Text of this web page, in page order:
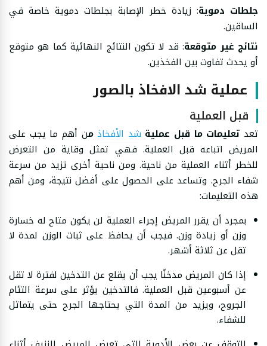
جلطات دموية: زيادة خطر الإصابة بجلطات دموية خاصة في
الساقين.
نتائج غير متوقعة: قد لا تكون النتائج النهائية كما هو متوقع
أو يحدث تفاوت بين الفخذين.
عملية شد الافخاذ بالصور
قبل العملية
تعد تعليمات ما قبل عملية شد الأفخاذ من أهم ما يجب على
المريض اتباعه قبل العملية. فهي تمثل وقاية من التعرض
للخطر أثناء العملية من ناحية. ومن ناحية أخرى تزيد من سرعة
شفاء الجرح. وتساعد على الحصول على أفضل نتيجة، ومن أهم
هذه التعليمات:
بمجرد أن يقرر المريض إجراء العملية لن يكون متاح له خسارة
وزن أو زيادة وزن. فيجب أن يحافظ على ثبات الوزن لمدة لا
تقل عن ثلاثة أشهر.
إذا كان المريض مدخنًا يجب أن يقلع عن التدخين لفترة لا تقل
عن أسبوعين قبل العملية. فالتدخين يؤثر على سرعة التئام
الجروح، ويزيد من المدة التي يحتاجها الجرح حتى يتماثل
للشفاء.